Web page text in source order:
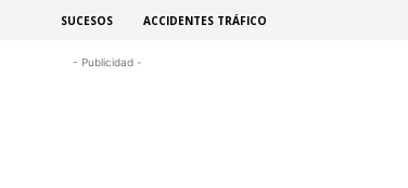
SUCESOS ACCIDENTES TRÁFICO
- Publicidad -